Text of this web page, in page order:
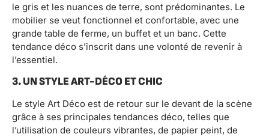
le gris et les nuances de terre, sont prédominantes. Le
mobilier se veut fonctionnel et confortable, avec une
grande table de ferme, un buffet et un banc. Cette
tendance déco s’inscrit dans une volonté de revenir à
l’essentiel.
3. UN STYLE ART-DÉCO ET CHIC
Le style Art Déco est de retour sur le devant de la scène
grâce à ses principales tendances déco, telles que
l’utilisation de couleurs vibrantes, de papier peint, de